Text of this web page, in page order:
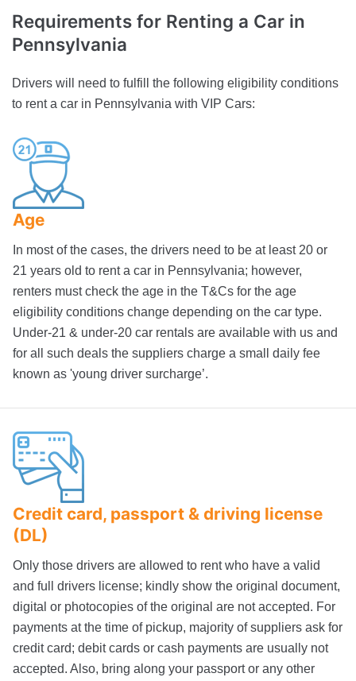
Requirements for Renting a Car in
Pennsylvania
Drivers will need to fulfill the following eligibility conditions
to rent a car in Pennsylvania with VIP Cars:
Age
In most of the cases, the drivers need to be at least 20 or
21 years old to rent a car in Pennsylvania; however,
renters must check the age in the T&Cs for the age
eligibility conditions change depending on the car type.
Under-21 & under-20 car rentals are available with us and
for all such deals the suppliers charge a small daily fee
known as 'young driver surcharge’.
Credit card, passport & driving license
(DL)
Only those drivers are allowed to rent who have a valid
and full drivers license; kindly show the original document,
digital or photocopies of the original are not accepted. For
payments at the time of pickup, majority of suppliers ask for
credit card; debit cards or cash payments are usually not
accepted. Also, bring along your passport or any other